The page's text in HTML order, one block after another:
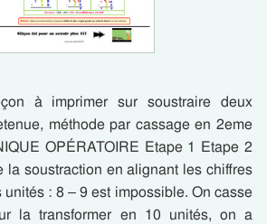
à imprimer sur soustraire deux
méthode par cassage en 2eme
OPÉRATOIRE Etape 1 Etape 2
la soustraction en alignant les chiffres
: 8 – 9 est impossible. On casse
la transformer en 10 unités, on a